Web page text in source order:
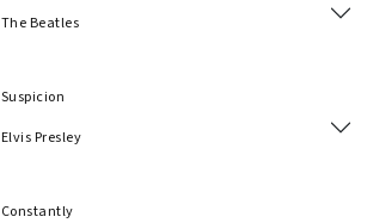
The Beatles
Suspicion
Elvis Presley
Constantly